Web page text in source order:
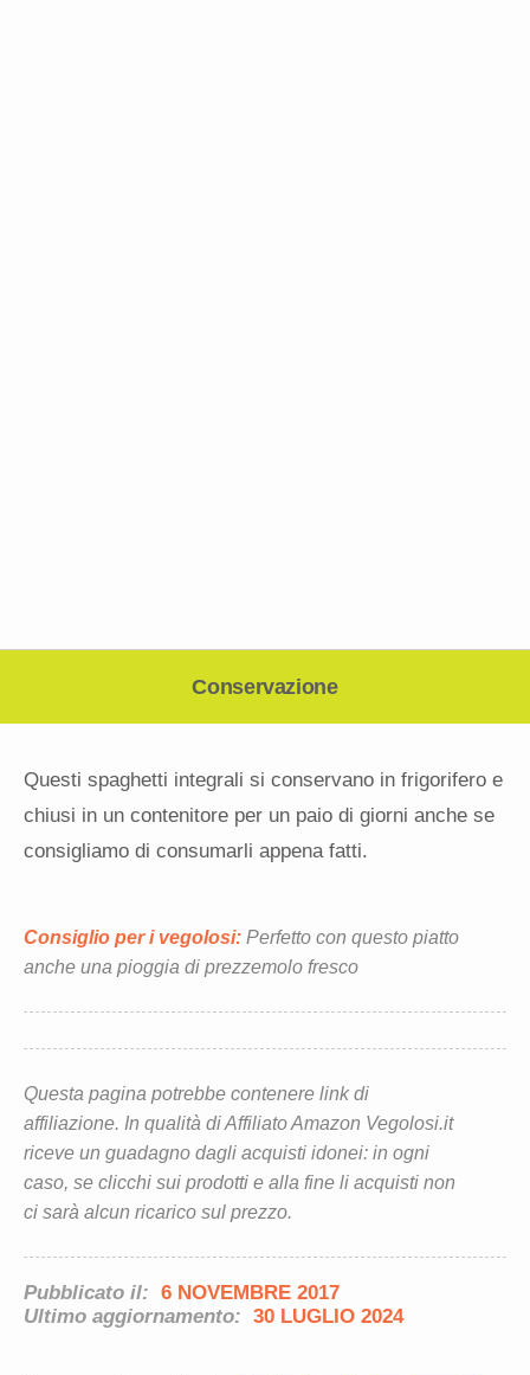
Conservazione
Questi spaghetti integrali si conservano in frigorifero e
chiusi in un contenitore per un paio di giorni anche se
consigliamo di consumarli appena fatti.
Consiglio per i vegolosi: Perfetto con questo piatto
anche una pioggia di prezzemolo fresco
Questa pagina potrebbe contenere link di
affiliazione. In qualità di Affiliato Amazon Vegolosi.it
riceve un guadagno dagli acquisti idonei: in ogni
caso, se clicchi sui prodotti e alla fine li acquisti non
ci sarà alcun ricarico sul prezzo.
Pubblicato il: 6 NOVEMBRE 2017
Ultimo aggiornamento: 30 LUGLIO 2024